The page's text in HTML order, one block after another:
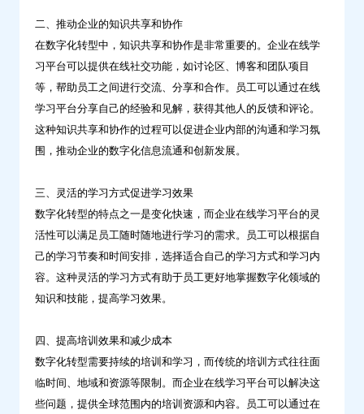
二、推动企业的知识共享和协作
在数字化转型中，知识共享和协作是非常重要的。企业在线学
习平台可以提供在线社交功能，如讨论区、博客和团队项目
等，帮助员工之间进行交流、分享和合作。员工可以通过在线
学习平台分享自己的经验和见解，获得其他人的反馈和评论。
这种知识共享和协作的过程可以促进企业内部的沟通和学习氛
围，推动企业的数字化信息流通和创新发展。
三、灵活的学习方式促进学习效果
数字化转型的特点之一是变化快速，而企业在线学习平台的灵
活性可以满足员工随时随地进行学习的需求。员工可以根据自
己的学习节奏和时间安排，选择适合自己的学习方式和学习内
容。这种灵活的学习方式有助于员工更好地掌握数字化领域的
知识和技能，提高学习效果。
四、提高培训效果和减少成本
数字化转型需要持续的培训和学习，而传统的培训方式往往面
临时间、地域和资源等限制。而企业在线学习平台可以解决这
些问题，提供全球范围内的培训资源和内容。员工可以通过在